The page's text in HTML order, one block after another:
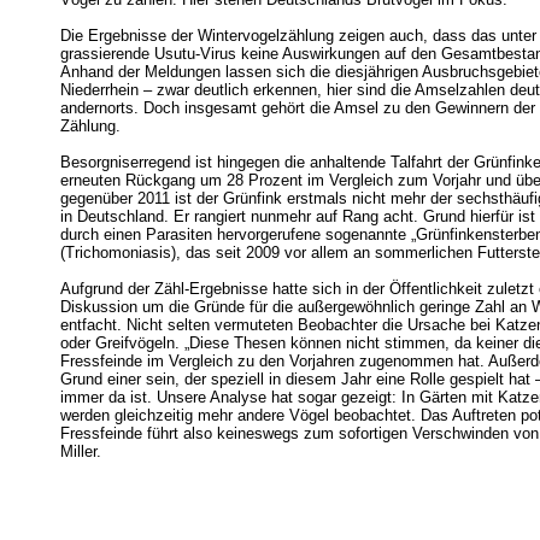
Die Ergebnisse der Wintervogelzählung zeigen auch, dass das
grassierende Usutu-Virus keine Auswirkungen auf den
Anhand der Meldungen lassen sich die diesjährigen
Niederrhein – zwar deutlich erkennen, hier sind die Amselzahlen
andernorts. Doch insgesamt gehört die Amsel zu den Gewinnern der
Zählung.
Besorgniserregend ist hingegen die anhaltende Talfahrt der
erneuten Rückgang um 28 Prozent im Vergleich zum Vorjahr und
gegenüber 2011 ist der Grünfink erstmals nicht mehr der
in Deutschland. Er rangiert nunmehr auf Rang acht. Grund hierfür
durch einen Parasiten hervorgerufene sogenannte
(Trichomoniasis), das seit 2009 vor allem an sommerlichen
Aufgrund der Zähl-Ergebnisse hatte sich in der Öffentlichkeit zuletzt
Diskussion um die Gründe für die außergewöhnlich geringe Zahl an
entfacht. Nicht selten vermuteten Beobachter die Ursache bei
oder Greifvögeln. „Diese Thesen können nicht stimmen, da keiner
Fressfeinde im Vergleich zu den Vorjahren zugenommen hat.
Grund einer sein, der speziell in diesem Jahr eine Rolle gespielt hat
immer da ist. Unsere Analyse hat sogar gezeigt: In Gärten mit
werden gleichzeitig mehr andere Vögel beobachtet. Das Auftreten
Fressfeinde führt also keineswegs zum sofortigen Verschwinden
Miller.